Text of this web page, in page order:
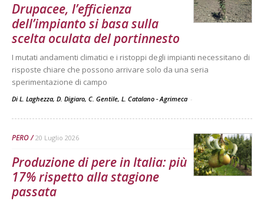
Drupacee, l’efficienza
dell’impianto si basa sulla
scelta oculata del portinnesto
I mutati andamenti climatici e i ristoppi degli impianti necessitano di
risposte chiare che possono arrivare solo da una seria
sperimentazione di campo
Di L. Laghezza, D. Digiaro, C. Gentile, L. Catalano - Agrimeca -
PERO 20 Luglio 2026
Produzione di pere in Italia: più
17% rispetto alla stagione
passata